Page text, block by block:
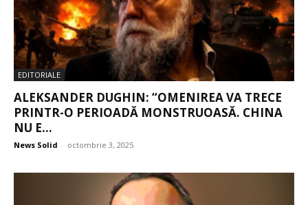
EDITORIALE
ALEKSANDER DUGHIN: “OMENIREA VA TRECE
PRINTR-O PERIOADĂ MONSTRUOASĂ. CHINA
NU E...
News Solid - octombrie 3, 2025